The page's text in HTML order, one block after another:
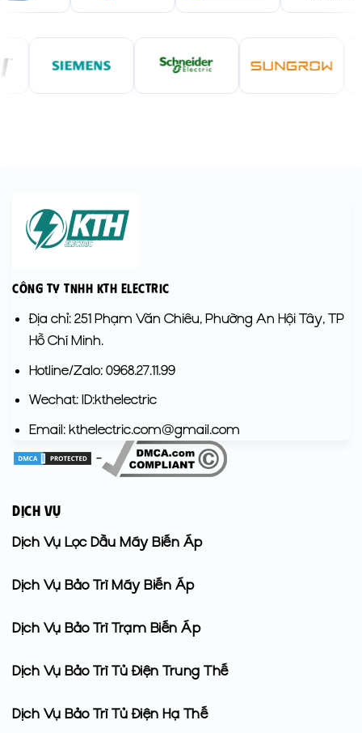
Công Ty TNHH KTH Electric
Địa chỉ: 251 Phạm Văn Chiêu, Phường An Hội Tây, TP
Hồ Chí Minh.
Hotline/Zalo: 0968.27.11.99
Wechat: ID:kthelectric
Email: kthelectric.com@gmail.com
-
DỊCH VỤ
Dịch Vụ Lọc Dầu Máy Biến Áp
Dịch Vụ Bảo Trì Máy Biến Áp
Dịch Vụ Bảo Trì Trạm Biến Áp
Dịch Vụ Bảo Trì Tủ Điện Trung Thế
Dịch Vụ Bảo Trì Tủ Điện Hạ Thế